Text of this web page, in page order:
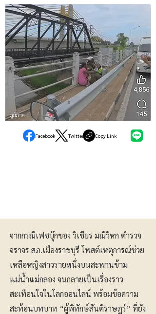
ภูมิภาค
Facebook Twitter Copy Link
จากกรณีเฟซบุ๊กของ วิเชียร มณีวิหก ตำรวจ
จราจร สภ.เมืองราชบุรี โพสต์เหตุการณ์ช่วย
เหลือหญิงสาวรายหนึ่งบนสะพานข้าม
แม่น้ำแม่กลอง จนกลายเป็นเรื่องราว
สะเทือนใจในโลกออนไลน์ พร้อมข้อความ
สะท้อนบทบาท “ผู้พิทักษ์สันติราษฎร์” ที่ยัง